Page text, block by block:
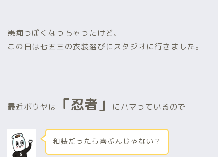
愚痴っぽくなっちゃったけど、
この日は七五三の衣装選びにスタジオに行きました。
最近ボウヤは 「忍者」 にハマっているので
和装だったら喜ぶんじゃない？